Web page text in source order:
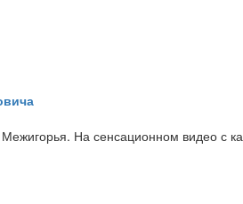
На сенсационном видео с